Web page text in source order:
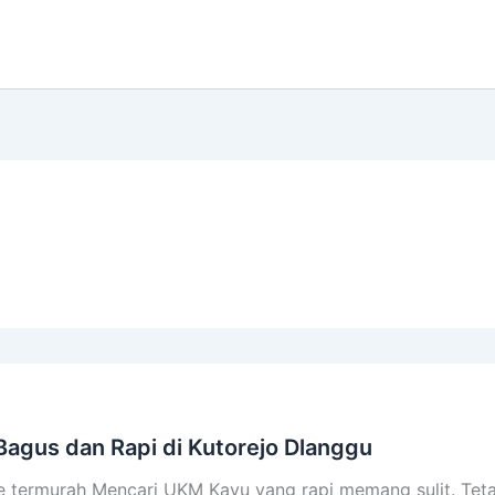
dan Rapi di Kutorejo Dlanggu
termurah Mencari UKM Kayu yang rapi memang sulit.